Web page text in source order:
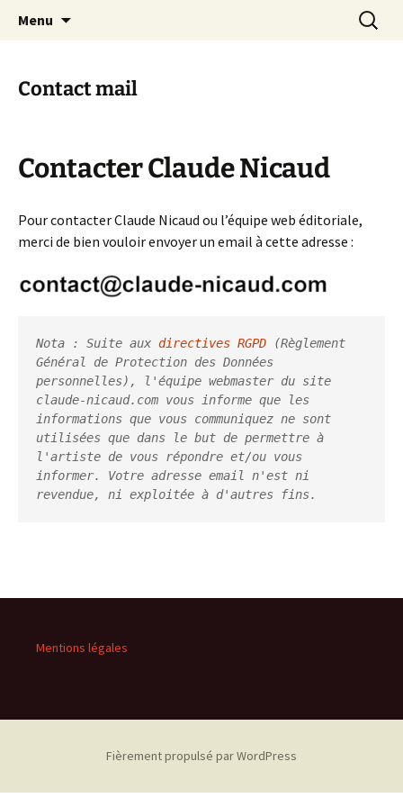
claude-nicaud.com
Peintre, Graveur
Menu
Contact mail
Contacter Claude Nicaud
Pour contacter Claude Nicaud ou l’équipe web éditoriale,
merci de bien vouloir envoyer un email à cette adresse :
Nota : Suite aux directives RGPD (Règlement
Général de Protection des Données
personnelles), l'équipe webmaster du site
claude-nicaud.com vous informe que les
informations que vous communiquez ne sont
utilisées que dans le but de permettre à
l'artiste de vous répondre et/ou vous
informer. Votre adresse email n'est ni
revendue, ni exploitée à d'autres fins.
Mentions légales
Fièrement propulsé par WordPress